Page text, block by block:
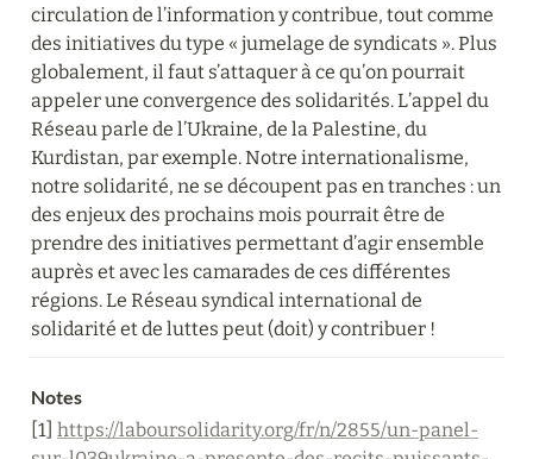
circulation de l’information y contribue, tout comme
des initiatives du type « jumelage de syndicats ». Plus
globalement, il faut s’attaquer à ce qu’on pourrait
appeler une convergence des solidarités. L’appel du
Réseau parle de l’Ukraine, de la Palestine, du
Kurdistan, par exemple. Notre internationalisme,
notre solidarité, ne se découpent pas en tranches : un
des enjeux des prochains mois pourrait être de
prendre des initiatives permettant d’agir ensemble
auprès et avec les camarades de ces différentes
régions. Le Réseau syndical international de
solidarité et de luttes peut (doit) y contribuer !
Notes
[1] https://laboursolidarity.org/fr/n/2855/un-panel-